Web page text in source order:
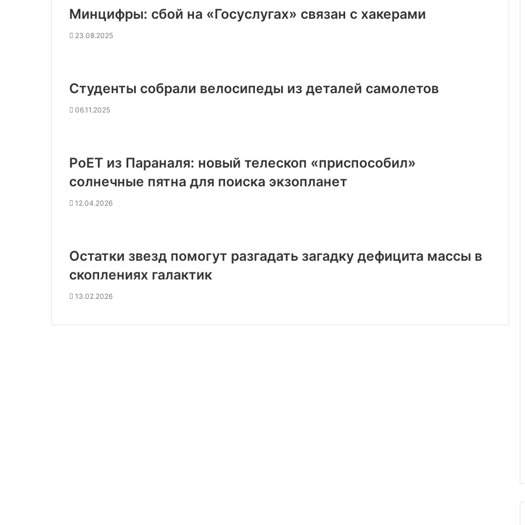
Минцифры: сбой на «Госуслугах» связан с хакерами
23.08.2025
Студенты собрали велосипеды из деталей самолетов
06.11.2025
PoET из Параналя: новый телескоп «приспособил»
солнечные пятна для поиска экзопланет
12.04.2026
Остатки звезд помогут разгадать загадку дефицита массы в
скоплениях галактик
13.02.2026